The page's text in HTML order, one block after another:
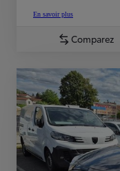
En savoir plus
Comparez